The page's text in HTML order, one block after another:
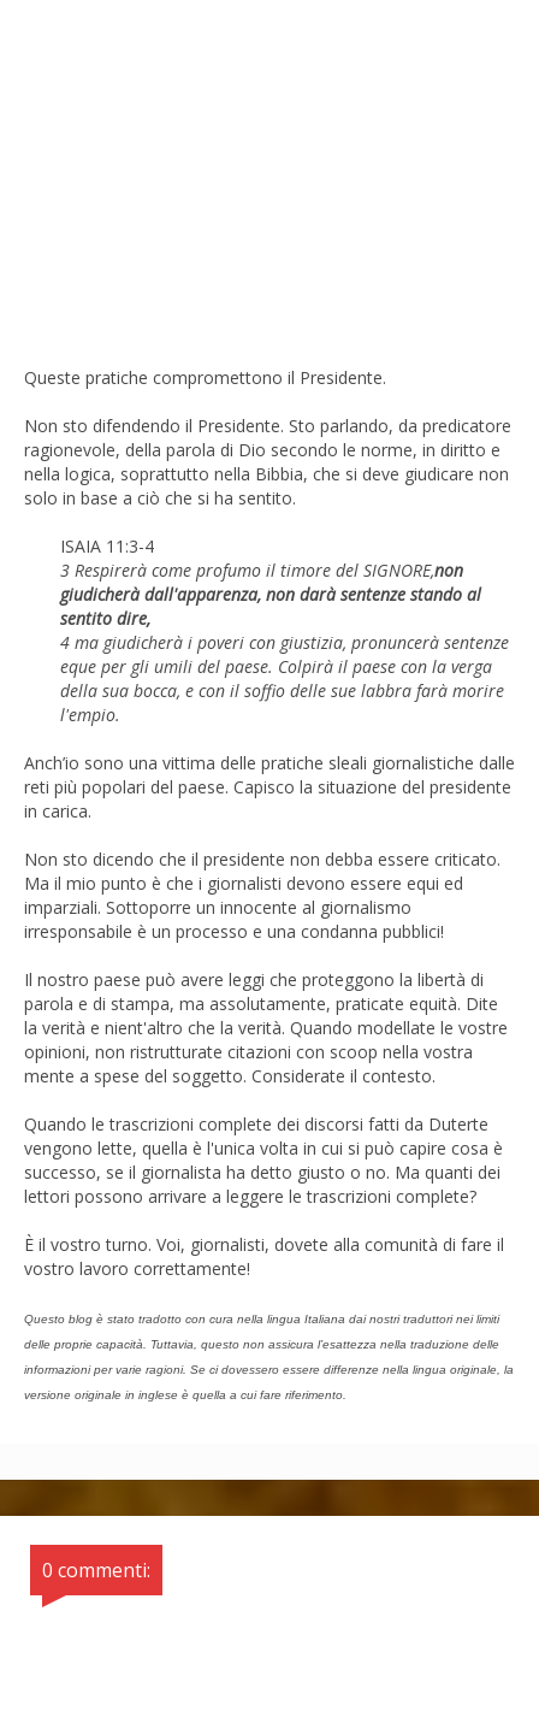
Queste pratiche compromettono il Presidente.
Non sto difendendo il Presidente. Sto parlando, da predicatore
ragionevole, della parola di Dio secondo le norme, in diritto e
nella logica, soprattutto nella Bibbia, che si deve giudicare non
solo in base a ciò che si ha sentito.
ISAIA 11:3-4
3 Respirerà come profumo il timore del SIGNORE,non
giudicherà dall'apparenza, non darà sentenze stando al
sentito dire,
4 ma giudicherà i poveri con giustizia, pronuncerà sentenze
eque per gli umili del paese. Colpirà il paese con la verga
della sua bocca, e con il soffio delle sue labbra farà morire
l'empio.
Anch’io sono una vittima delle pratiche sleali giornalistiche dalle
reti più popolari del paese. Capisco la situazione del presidente
in carica.
Non sto dicendo che il presidente non debba essere criticato.
Ma il mio punto è che i giornalisti devono essere equi ed
imparziali. Sottoporre un innocente al giornalismo
irresponsabile è un processo e una condanna pubblici!
Il nostro paese può avere leggi che proteggono la libertà di
parola e di stampa, ma assolutamente, praticate equità. Dite
la verità e nient'altro che la verità. Quando modellate le vostre
opinioni, non ristrutturate citazioni con scoop nella vostra
mente a spese del soggetto. Considerate il contesto.
Quando le trascrizioni complete dei discorsi fatti da Duterte
vengono lette, quella è l'unica volta in cui si può capire cosa è
successo, se il giornalista ha detto giusto o no. Ma quanti dei
lettori possono arrivare a leggere le trascrizioni complete?
È il vostro turno. Voi, giornalisti, dovete alla comunità di fare il
vostro lavoro correttamente!
Questo blog è stato tradotto con cura nella lingua Italiana dai nostri traduttori nei limiti
delle proprie capacità. Tuttavia, questo non assicura l’esattezza nella traduzione delle
informazioni per varie ragioni. Se ci dovessero essere differenze nella lingua originale, la
versione originale in inglese è quella a cui fare riferimento.
0 commenti: